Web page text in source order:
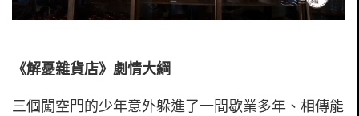
《解憂雜貨店》劇情大綱
三個闖空門的少年意外躲進了一間歇業多年、相傳能